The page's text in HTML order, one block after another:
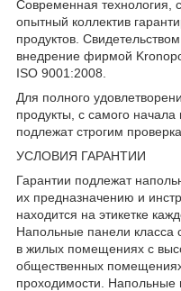
Современная технология,
опытный коллектив
продуктов.
внедрение фирмой
ISO 9001:2008.
Для полного
продукты, с самого начала
подлежат строгим
УСЛОВИЯ ГАРАНТИИ
Гарантии подлежат
их предназначению и
находится на этикетке
Напольные панели класса
в жилых помещениях с
общественных
проходимости. Напольные